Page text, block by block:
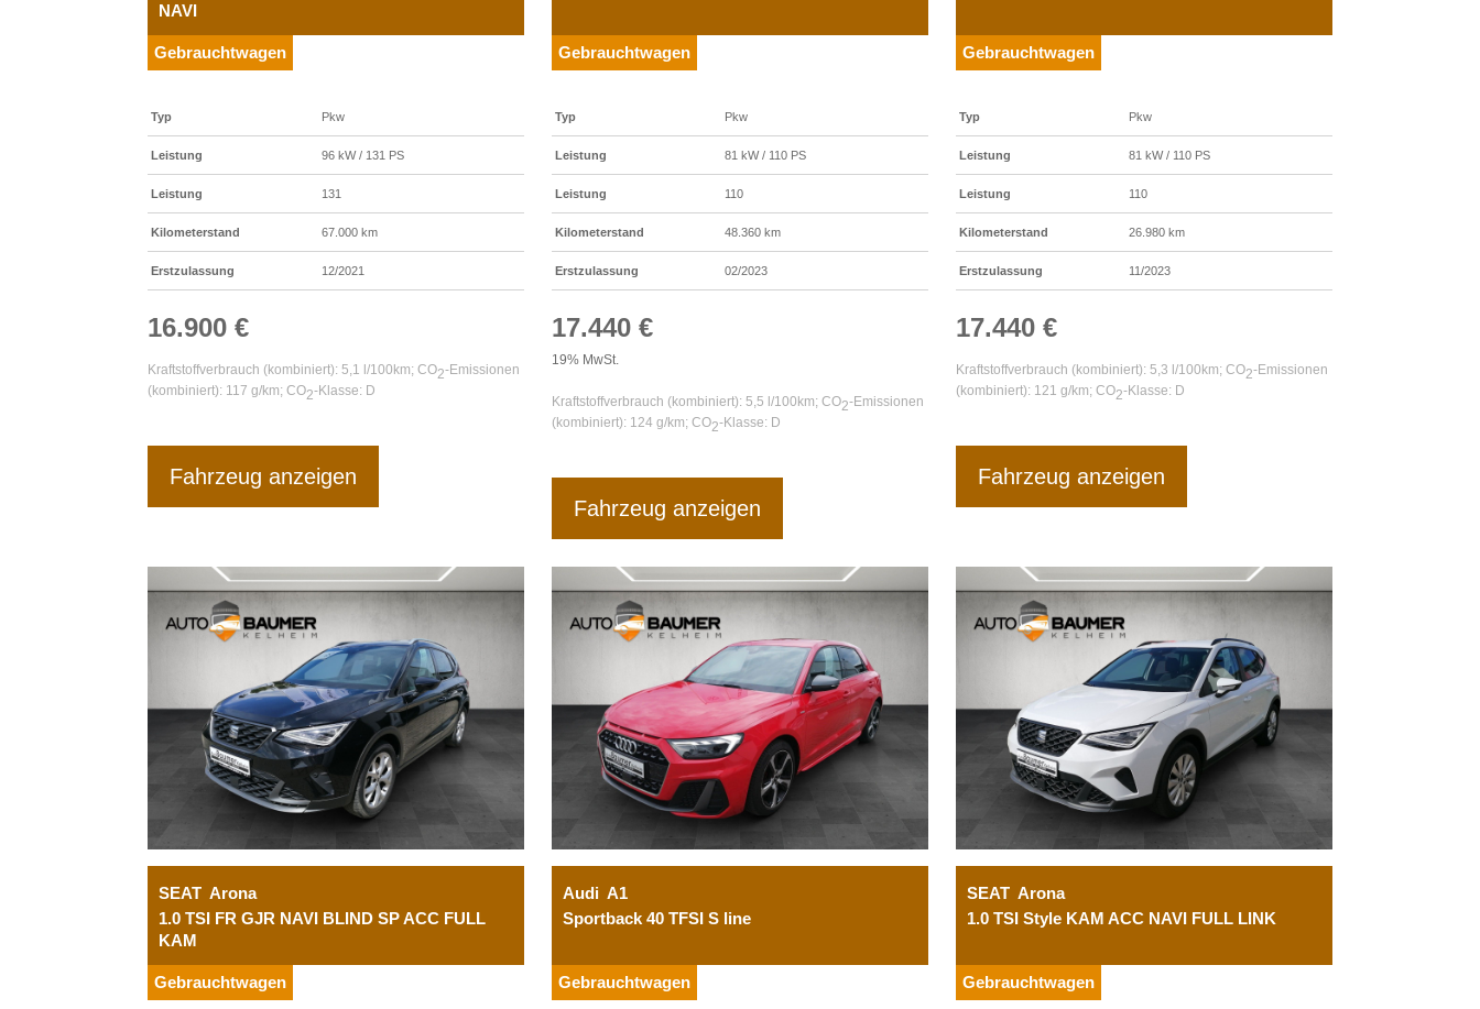
NAVI
Gebrauchtwagen
Typ Pkw
Leistung 96 kW / 131 PS
Leistung 131
Kilometerstand 67.000 km
Erstzulassung 12/2021
16.900 €
Kraftstoffverbrauch (kombiniert):5,1 l/100km;CO2-Emissionen
(kombiniert): 117 g/km;CO2-Klasse: D
Fahrzeug anzeigen
Gebrauchtwagen
Typ Pkw
Leistung 81 kW / 110 PS
Leistung 110
Kilometerstand 48.360 km
Erstzulassung 02/2023
17.440 €
19% MwSt.
Kraftstoffverbrauch (kombiniert):5,5 l/100km;CO2-Emissionen
(kombiniert): 124 g/km;CO2-Klasse: D
Fahrzeug anzeigen
Gebrauchtwagen
Typ Pkw
Leistung 81 kW / 110 PS
Leistung 110
Kilometerstand 26.980 km
Erstzulassung 11/2023
17.440 €
Kraftstoffverbrauch (kombiniert): 5,3 l/100km; CO2-Emissionen
(kombiniert): 121 g/km; CO2-Klasse: D
Fahrzeug anzeigen
SEAT Arona
1.0 TSI FR GJR NAVI BLIND SP ACC FULL
KAM
Gebrauchtwagen
Audi A1
Sportback 40 TFSI S line
Gebrauchtwagen
SEAT Arona
1.0 TSI Style KAM ACC NAVI FULL LINK
Gebrauchtwagen